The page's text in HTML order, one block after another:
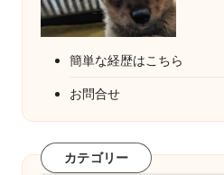
簡単な経歴はこちら
お問合せ
カテゴリー